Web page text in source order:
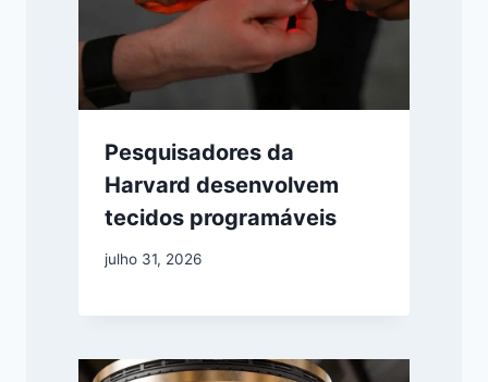
Pesquisadores da
Harvard desenvolvem
tecidos programáveis
julho 31, 2026